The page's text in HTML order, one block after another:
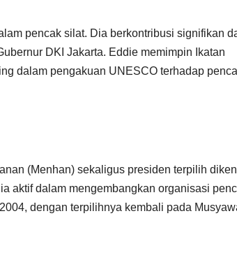
pencak silat. Dia berkontribusi signifikan
DKI Jakarta. Eddie memimpin Ikatan
dalam pengakuan UNESCO terhadap
(Menhan) sekaligus presiden terpilih
aktif dalam mengembangkan organisasi
dengan terpilihnya kembali pada